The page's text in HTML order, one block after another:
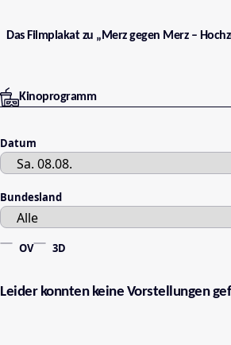
Das Filmplakat zu „Merz gegen Merz –
Kinoprogramm
Datum
Bundesland
OV 3D
Leider konnten keine Vorstellungen